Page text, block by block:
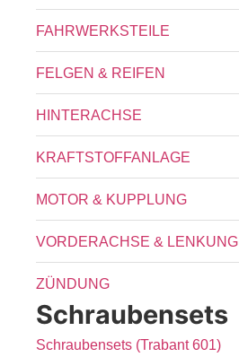
FAHRWERKSTEILE
FELGEN & REIFEN
HINTERACHSE
KRAFTSTOFFANLAGE
MOTOR & KUPPLUNG
VORDERACHSE & LENKUNG
ZÜNDUNG
Schraubensets
Schraubensets (Trabant 601)